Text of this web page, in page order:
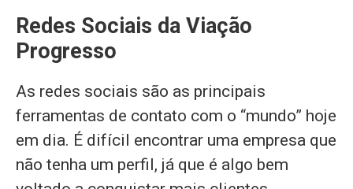
Redes Sociais da Viação
Progresso
As redes sociais são as principais
ferramentas de contato com o “mundo” hoje
em dia. É difícil encontrar uma empresa que
não tenha um perfil, já que é algo bem